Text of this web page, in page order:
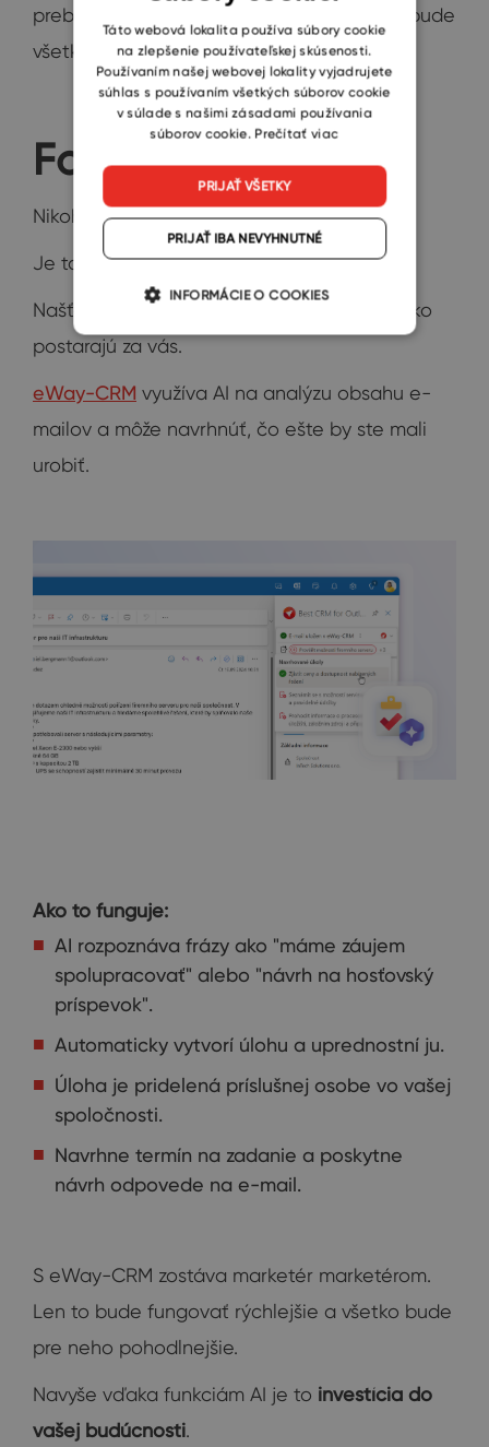
prebiehala samotná komunikácia, systém bude
všetko monitorovať a monitorovať za vás.
Follow-upy s AI
Nikoho nebaví manuálne sledovanie.
Je to zdĺhavé a namáhavé.
Našťastie existujú nástroje, ktoré sa o všetko
postarajú za vás.
eWay-CRM využíva AI na analýzu obsahu e-
mailov a môže navrhnúť, čo ešte by ste mali
urobiť.
Ako to funguje:
AI rozpoznáva frázy ako "máme záujem
spolupracovať" alebo "návrh na hosťovský
príspevok".
Automaticky vytvorí úlohu a uprednostní ju.
Úloha je pridelená príslušnej osobe vo vašej
spoločnosti.
Navrhne termín na zadanie a poskytne
návrh odpovede na e-mail.
S eWay-CRM zostáva marketér marketérom.
Len to bude fungovať rýchlejšie a všetko bude
pre neho pohodlnejšie.
Navyše vďaka funkciám AI je to investícia do
vašej budúcnosti.
SLOVAK
Táto webová lokalita používa súbory cookie
na zlepšenie používateľskej skúsenosti.
Používaním našej webovej lokality vyjadrujete
súhlas s používaním všetkých súborov cookie
v súlade s našimi zásadami používania
súborov cookie. Prečítať viac
PRIJAŤ VŠETKY
PRIJAŤ IBA NEVYHNUTNÉ
INFORMÁCIE O COOKIES